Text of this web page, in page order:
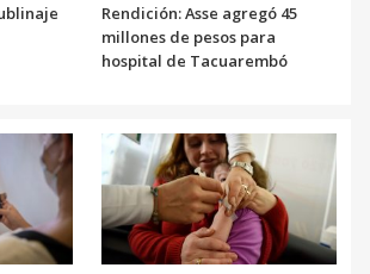
Rendición: Asse agregó 45
millones de pesos para
hospital de Tacuarembó